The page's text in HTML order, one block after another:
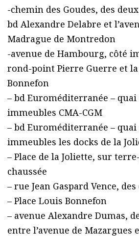
-chemin des Goudes, des
bd Alexandre Delabre et
Madrague de Montredon
-avenue de Hambourg, côté
rond-point Pierre Guerre et
Bonnefon
– bd Euroméditerranée – quai
immeubles CMA-CGM
– bd Euroméditerranée –
immeubles les docks de la
– Place de la Joliette, sur
chaussée
– rue Jean Gaspard Vence,
– Place Louis Bonnefon
– avenue Alexandre Dumas,
entre l’avenue de Mazargues